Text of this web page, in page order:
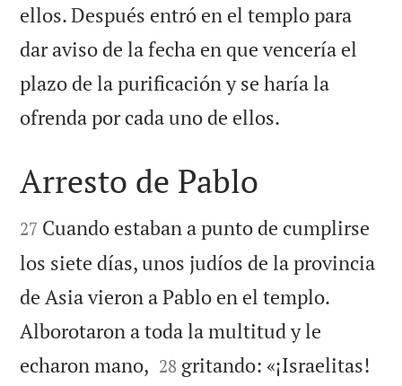
ellos. Después entró en el templo para
dar aviso de la fecha en que vencería el
plazo de la purificación y se haría la
ofrenda por cada uno de ellos.

Arresto de Pablo

27 Cuando estaban a punto de cumplirse
los siete días, unos judíos de la provincia
de Asia vieron a Pablo en el templo.
Alborotaron a toda la multitud y le
echaron mano, 

28 gritando: «¡Israelitas!